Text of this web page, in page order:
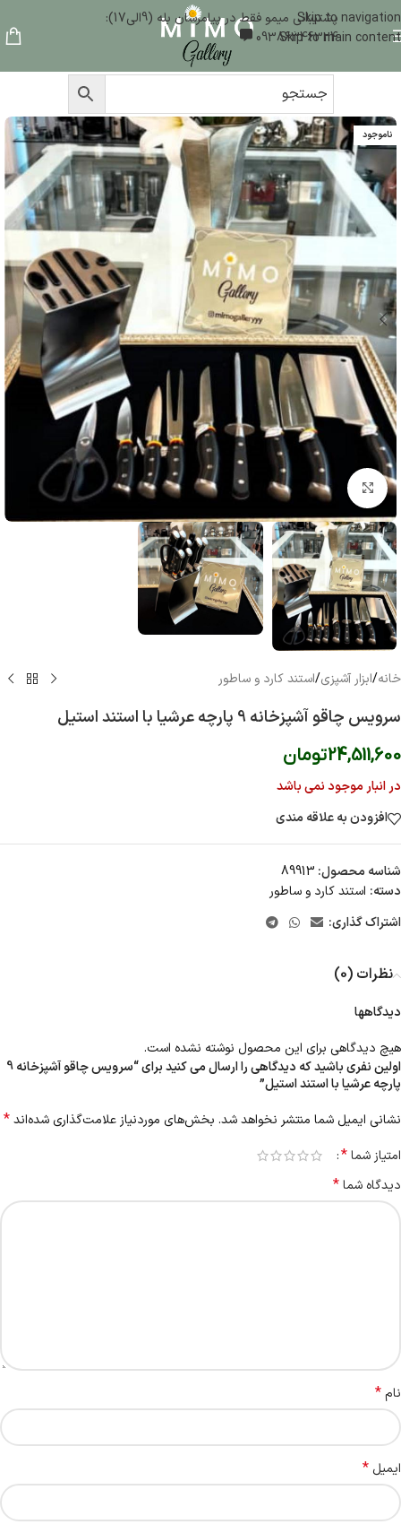
Skip to navigation
Skip to main content
پشتیبانی میمو فقط در پیامرسان بله (9الی17):
09386346324
ناموجود
بزرگنمایی تصویر
خانه/ابزار آشپزی/استند کارد و ساطور
سرویس چاقو آشپزخانه 9 پارچه عرشیا با استند استیل
24,511,600تومان
در انبار موجود نمی باشد
افزودن به علاقه مندی
شناسه محصول: 89913
دسته: استند کارد و ساطور
اشتراک گذاری:
نظرات (0)
دیدگاهها
هیچ دیدگاهی برای این محصول نوشته نشده است.
اولین نفری باشید که دیدگاهی را ارسال می کنید برای “سرویس چاقو آشپزخانه 9
پارچه عرشیا با استند استیل”
نشانی ایمیل شما منتشر نخواهد شد. بخش‌های موردنیاز علامت‌گذاری شده‌اند*
امتیاز شما*
دیدگاه شما*
نام*
ایمیل *